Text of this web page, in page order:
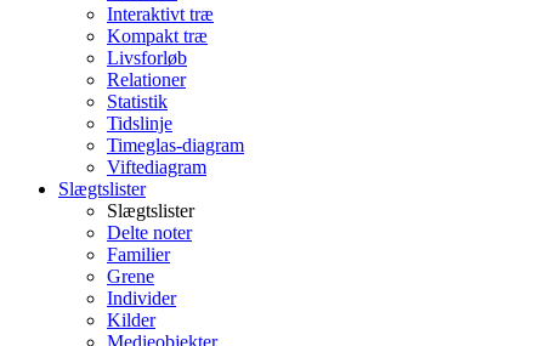
Interaktivt træ
Kompakt træ
Livsforløb
Relationer
Statistik
Tidslinje
Timeglas-diagram
Viftediagram
Slægtslister
Slægtslister
Delte noter
Familier
Grene
Individer
Kilder
Medieobjekter